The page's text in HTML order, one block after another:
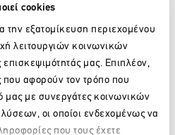
cookies
την εξατομίκευση περιεχομένου
λειτουργιών κοινωνικών
μας. Επιπλέον,
που αφορούν τον τρόπο που
μας με συνεργάτες κοινωνικών
οι οποίοι ενδεχομένως να
που τους έχετε